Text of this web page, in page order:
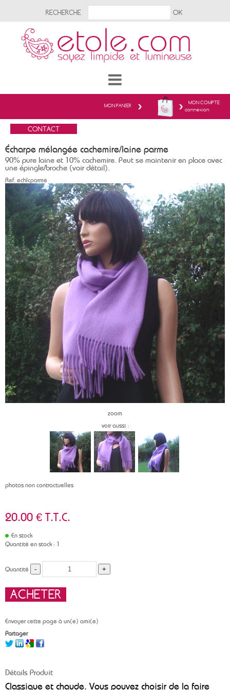
MON COMPTE
connexion
MON PANIER
RECHERCHE
Écharpe mélangée cachemire/laine parme
90% pure laine et 10% cachemire. Peut se maintenir en place avec
une épingle/broche (voir détail).
Ref. echlcparme
zoom
voir aussi :
photos non contractuelles
20.00 € T.T.C.
En stock
Quantité en stock : 1
Quantité
Envoyer cette page à un(e) ami(e)
Partager
Détails Produit
Classique et chaude. Vous pouvez choisir de la faire